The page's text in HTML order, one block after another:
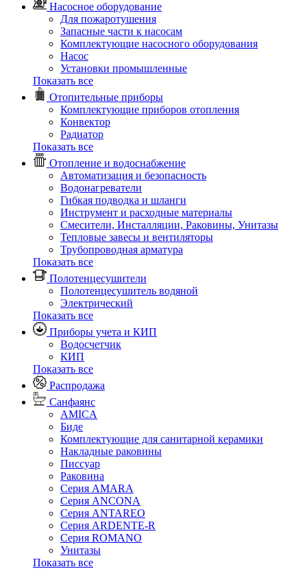
Насосное оборудование
Для пожаротушения
Запасные части к насосам
Комплектующие насосного оборудования
Насос
Установки промышленные
Показать все
Отопительные приборы
Комплектующие приборов отопления
Конвектор
Радиатор
Показать все
Отопление и водоснабжение
Автоматизация и безопасность
Водонагреватели
Гибкая подводка и шланги
Инструмент и расходные материалы
Смесители, Инсталляции, Раковины, Унитазы
Тепловые завесы и вентиляторы
Трубопроводная арматура
Показать все
Полотенцесушители
Полотенцесушитель водяной
Электрический
Показать все
Приборы учета и КИП
Водосчетчик
КИП
Показать все
Распродажа
Санфаянс
AMICA
Биде
Комплектующие для санитарной керамики
Накладные раковины
Писсуар
Раковина
Серия AMARA
Серия ANCONA
Серия ANTAREO
Серия ARDENTE-R
Серия ROMANO
Унитазы
Показать все